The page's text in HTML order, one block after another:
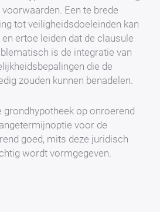
Een te brede
tot veiligheidsdoeleinden kan
ertoe leiden dat de clausule
is de integratie van
die de
zouden kunnen benadelen.
grondhypotheek op onroerend
voor de
goed, mits deze juridisch
wordt vormgegeven.